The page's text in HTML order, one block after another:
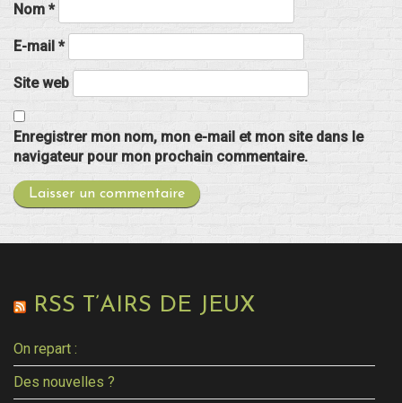
Nom *
E-mail *
Site web
Enregistrer mon nom, mon e-mail et mon site dans le
navigateur pour mon prochain commentaire.
RSS T’AIRS DE JEUX
On repart :
Des nouvelles ?